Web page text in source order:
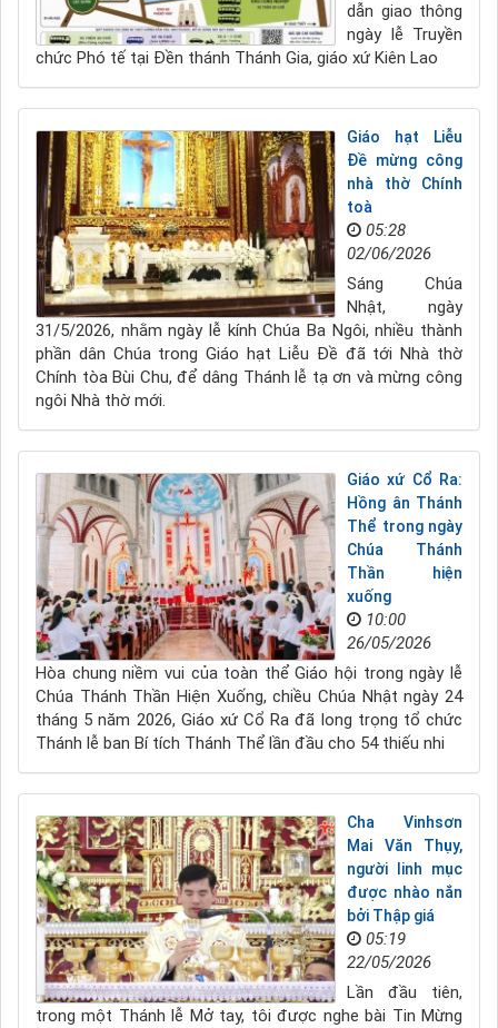
dẫn giao thông
ngày lễ Truyền
chức Phó tế tại Đền thánh Thánh Gia, giáo xứ Kiên Lao
Giáo hạt Liễu
Đề mừng công
nhà thờ Chính
toà
05:28
02/06/2026
​Sáng Chúa
Nhật, ngày
31/5/2026, nhằm ngày lễ kính Chúa Ba Ngôi, nhiều thành
phần dân Chúa trong Giáo hạt Liễu Đề đã tới Nhà thờ
Chính tòa Bùi Chu, để dâng Thánh lễ tạ ơn và mừng công
ngôi Nhà thờ mới.
Giáo xứ Cổ Ra:
Hồng ân Thánh
Thể trong ngày
Chúa Thánh
Thần hiện
xuống
10:00
26/05/2026
Hòa chung niềm vui của toàn thể Giáo hội trong ngày lễ
Chúa Thánh Thần Hiện Xuống, chiều Chúa Nhật ngày 24
tháng 5 năm 2026, Giáo xứ Cổ Ra đã long trọng tổ chức
Thánh lễ ban Bí tích Thánh Thể lần đầu cho 54 thiếu nhi
Cha Vinhsơn
Mai Văn Thụy,
người linh mục
được nhào nắn
bởi Thập giá
05:19
22/05/2026
Lần đầu tiên,
trong một Thánh lễ Mở tay, tôi được nghe bài Tin Mừng